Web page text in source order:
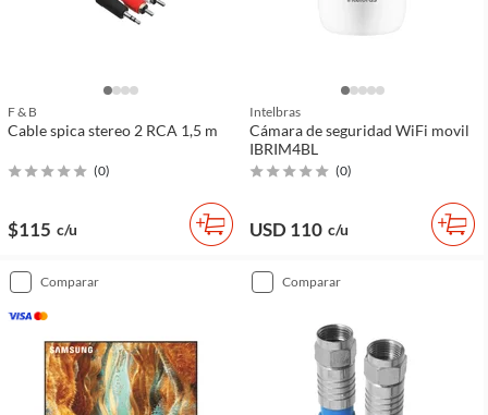
F & B
Cable spica stereo 2 RCA 1,5 m
(0)
$115 c/u
Intelbras
Cámara de seguridad WiFi movil
IBRIM4BL
(0)
USD 110 c/u
comparar comparar